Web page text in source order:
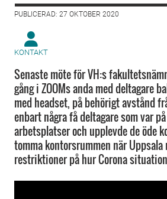
PUBLICERAD: 27 OKTOBER 2020
KONTAKT
Senaste möte för VH:s
gång i ZOOMs anda med deltagare
med headset, på behörigt avstånd
enbart några få deltagare som var
arbetsplatser och upplevde de öde
tomma kontorsrummen när Uppsala
restriktioner på hur Corona